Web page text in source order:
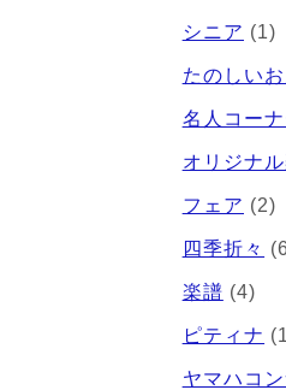
シニア (1)
たのしいお
名人コー
オリジナ
フェア (2)
四季折々
楽譜 (4)
ピティナ
ヤマハコ